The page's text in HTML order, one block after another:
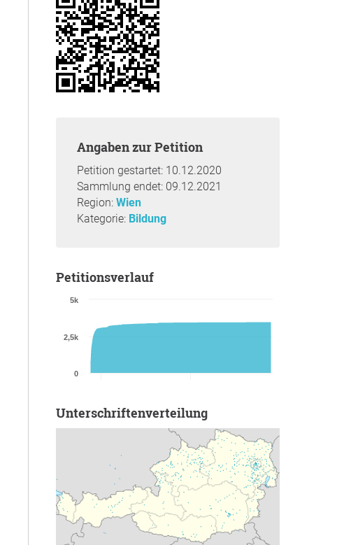
Angaben zur Petition
Petition gestartet: 10.12.2020
Sammlung endet: 09.12.2021
Region: Wien
Kategorie: Bildung
Petitionsverlauf
0
2,5k
5k
Unterschriftenverteilung